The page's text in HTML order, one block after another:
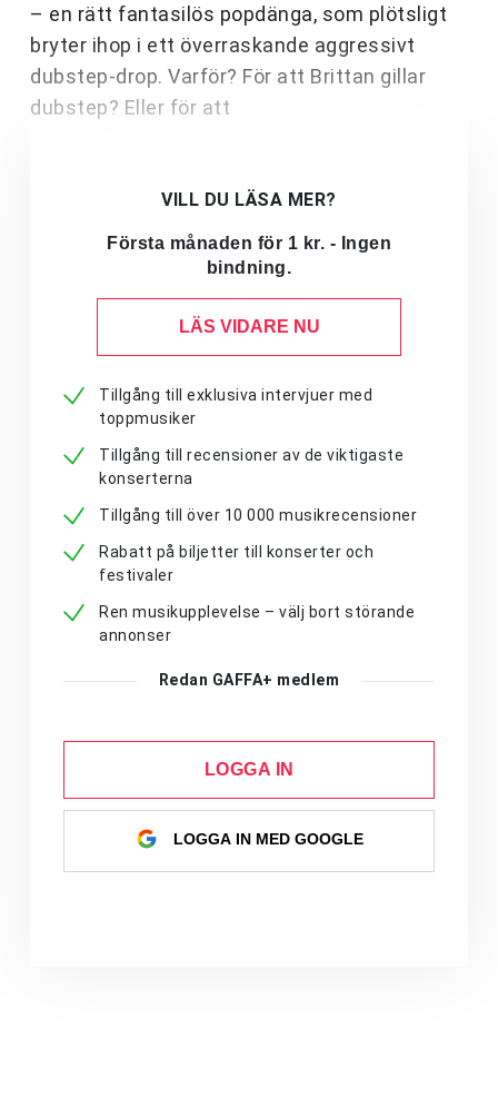
– en rätt fantasilös popdänga, som plötsligt
bryter ihop i ett överraskande aggressivt
dubstep-drop. Varför? För att Brittan gillar
dubstep? Eller för att
VILL DU LÄSA MER?
Första månaden för 1 kr. - Ingen
bindning.
LÄS VIDARE NU
Tillgång till exklusiva intervjuer med
toppmusiker
Tillgång till recensioner av de viktigaste
konserterna
Tillgång till över 10 000 musikrecensioner
Rabatt på biljetter till konserter och
festivaler
Ren musikupplevelse – välj bort störande
annonser
Redan GAFFA+ medlem
LOGGA IN
LOGGA IN MED GOOGLE